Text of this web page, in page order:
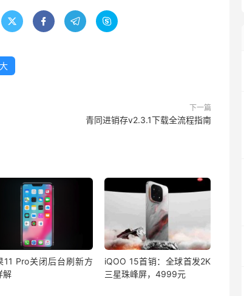
   
下一篇
青同进销存v2.3.1下载全流程指南
11 Pro关闭后台刷新方
解
iQOO 15首销：全球首发2K
三星珠峰屏，4999元